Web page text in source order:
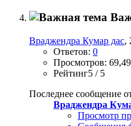
Враджендра Кумар дас,
Ответов: 0
Просмотров:
Рейтинг5 / 5
Последнее сообщение
Враджендра
Просмотр